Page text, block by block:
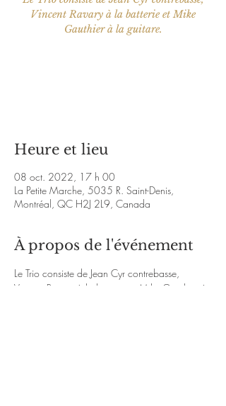
Vincent Ravary à la batterie et Mike
Heure et lieu
08 oct. 2022, 17 h 00
La Petite Marche, 5035 R. Saint-Denis,
Montréal, QC H2J 2L9, Canada
À propos de l'événement
Le Trio consiste de Jean Cyr contrebasse,
Vincent Ravary à la batterie et Mike Gauthier à